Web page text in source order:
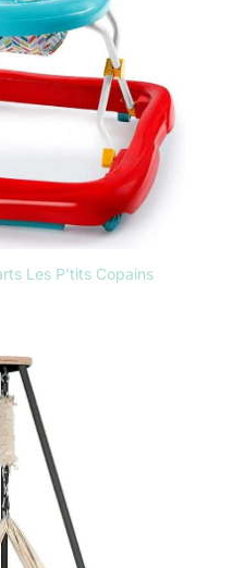
Les P’tits Copains